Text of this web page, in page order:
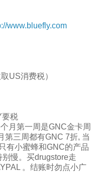
www.bluefly.com
US消费税）
要税
月第一周是GNC金卡周
第三周都有GNC 7折, 当
有小蜜蜂和GNC的产品
慢。买drugstore走
。结账时勿点小广